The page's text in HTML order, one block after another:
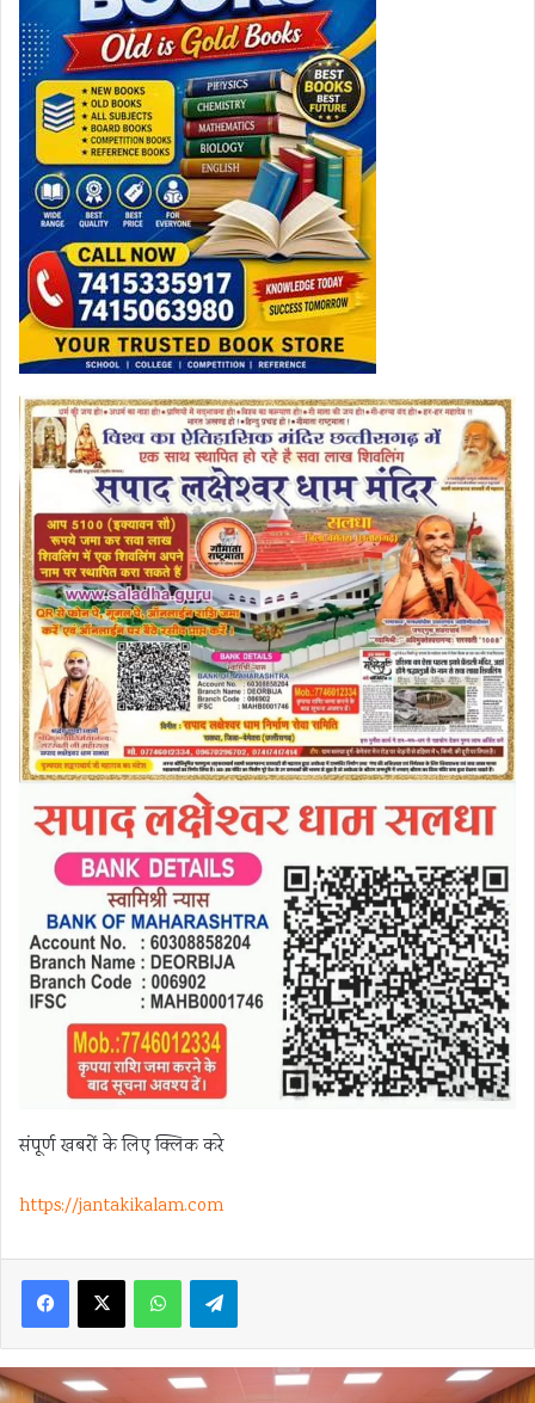
संपूर्ण खबरों के लिए क्लिक करे
https://jantakikalam.com
FacebookX WhatsAppTelegram